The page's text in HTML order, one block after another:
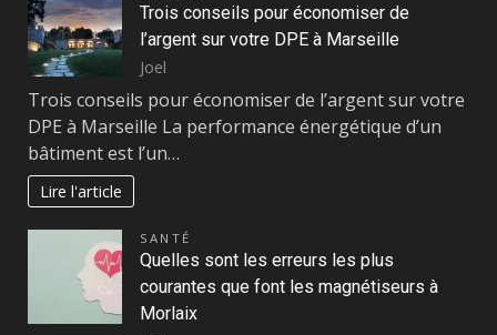
Trois conseils pour économiser de
l’argent sur votre DPE à Marseille
Joel
Trois conseils pour économiser de l’argent sur votre
DPE à Marseille La performance énergétique d’un
bâtiment est l’un…
Lire l'article
SANTÉ
Quelles sont les erreurs les plus
courantes que font les magnétiseurs à
Morlaix